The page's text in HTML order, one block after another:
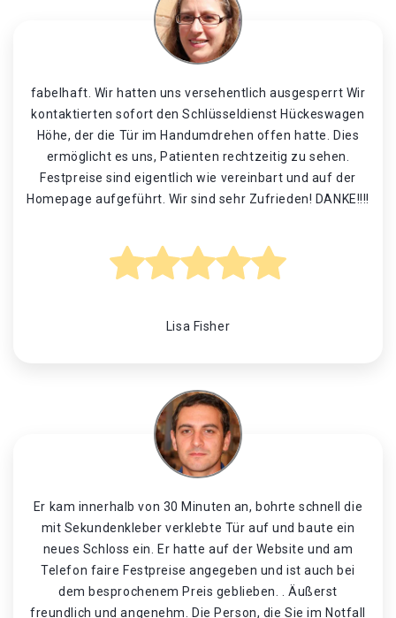
fabelhaft. Wir hatten uns versehentlich ausgesperrt Wir
kontaktierten sofort den Schlüsseldienst Hückeswagen
Höhe, der die Tür im Handumdrehen offen hatte. Dies
ermöglicht es uns, Patienten rechtzeitig zu sehen.
Festpreise sind eigentlich wie vereinbart und auf der
Homepage aufgeführt. Wir sind sehr Zufrieden! DANKE!!!!
Lisa Fisher
Er kam innerhalb von 30 Minuten an, bohrte schnell die
mit Sekundenkleber verklebte Tür auf und baute ein
neues Schloss ein. Er hatte auf der Website und am
Telefon faire Festpreise angegeben und ist auch bei
dem besprochenem Preis geblieben. . Äußerst
freundlich und angenehm. Die Person, die Sie im Notfall